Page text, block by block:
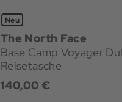
Neu
The North Face
Base Camp Voyager
Reisetasche
140,00 €